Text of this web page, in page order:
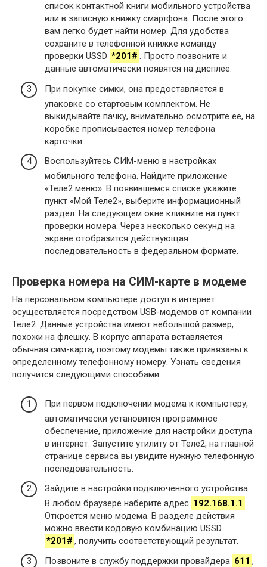
список контактной книги мобильного устройства
или в записную книжку смартфона. После этого
вам легко будет найти номер. Для удобства
сохраните в телефонной книжке команду
проверки USSD *201# . Просто позвоните и
данные автоматически появятся на дисплее.
При покупке симки, она предоставляется в
упаковке со стартовым комплектом. Не
выкидывайте пачку, внимательно осмотрите ее, на
коробке прописывается номер телефона
карточки.
Воспользуйтесь СИМ-меню в настройках
мобильного телефона. Найдите приложение
«Теле2 меню». В появившемся списке укажите
пункт «Мой Теле2», выберите информационный
раздел. На следующем окне кликните на пункт
проверки номера. Через несколько секунд на
экране отобразится действующая
последовательность в федеральном формате.
Проверка номера на СИМ-карте в модеме
На персональном компьютере доступ в интернет
осуществляется посредством USB-модемов от компании
Теле2. Данные устройства имеют небольшой размер,
похожи на флешку. В корпус аппарата вставляется
обычная сим-карта, поэтому модемы также привязаны к
определенному телефонному номеру. Узнать сведения
получится следующими способами:
При первом подключении модема к компьютеру,
автоматически установится программное
обеспечение, приложение для настройки доступа
в интернет. Запустите утилиту от Теле2, на главной
странице сервиса вы увидите нужную телефонную
последовательность.
Зайдите в настройки подключенного устройства.
В любом браузере наберите адрес 192.168.1.1 .
Откроется меню модема. В разделе действия
можно ввести кодовую комбинацию USSD
*201# , получить соответствующий результат.
Позвоните в службу поддержки провайдера 611 ,